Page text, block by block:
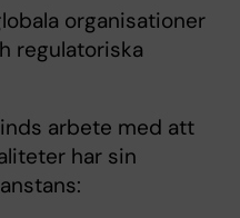
organisationer
regulatoriska
arbete med att
har sin